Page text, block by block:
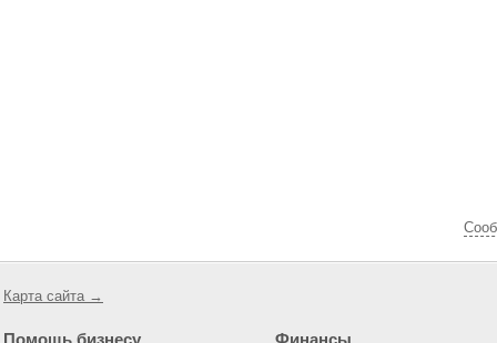
Карта сайта →
Помощь бизнесу Финансы